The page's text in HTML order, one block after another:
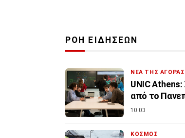
ΡΟΗ ΕΙΔΗΣΕΩΝ
ΝΕΑ ΤΗΣ ΑΓΟΡΑΣ
UNIC Athens:
από το
10:03
ΚΟΣΜΟΣ